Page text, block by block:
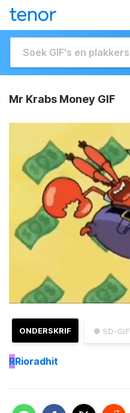
Mr Krabs Money GIF
● SD-GIF
ONDERSKRIF
RRioradhit